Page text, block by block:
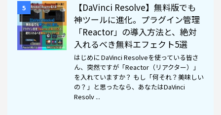
5
【DaVinci Resolve】無料版でも
神ツールに進化。プラグイン管理
「Reactor」の導入方法と、絶対
入れるべき無料エフェクト5選
はじめに DaVinci Resolveを使っている皆さ
ん、突然ですが「Reactor（リアクター）」
を入れていますか？ もし「何それ？美味しい
の？」と思ったなら、あなたはDaVinci
Resolv ...